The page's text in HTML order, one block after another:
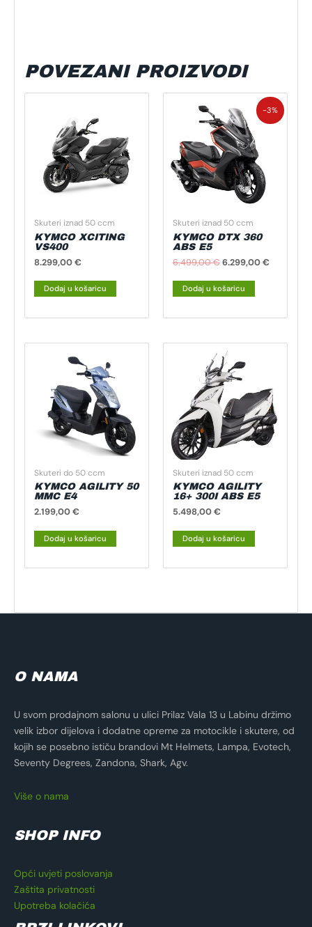
POVEZANI PROIZVODI
Skuteri iznad 50 ccm
KYMCO XCITING
VS400
8.299,00€
Dodaj u košaricu
-3%
Skuteri iznad 50 ccm
KYMCO DTX 360
ABS E5
6.499,00€
cijena
bila
je:
6.499,00 €.
6.299,00€
Trenutna
cijena
je:
Dodaj u košaricu
Skuteri do 50 ccm
KYMCO AGILITY 50
MMC E4
2.199,00€
Dodaj u košaricu
Skuteri iznad 50 ccm
KYMCO AGILITY
16+ 300I ABS E5
5.498,00€
Dodaj u košaricu
O NAMA
U svom prodajnom salonu u ulici Prilaz Vala 13 u Labinu držimo
velik izbor dijelova i dodatne opreme za motocikle i skutere, od
kojih se posebno ističu brandovi Mt Helmets, Lampa, Evotech,
Seventy Degrees, Zandona, Shark, Agv.
Više o nama
SHOP INFO
Opći uvjeti poslovanja
Zaštita privatnosti
Upotreba kolačića